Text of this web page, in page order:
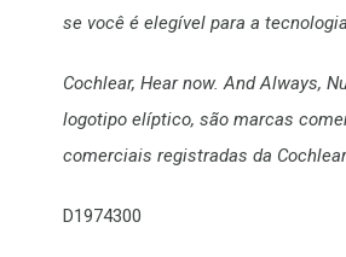
se você é elegível para a
Cochlear, Hear now. And Always,
logotipo elíptico, são marcas
comerciais registradas da
D1974300